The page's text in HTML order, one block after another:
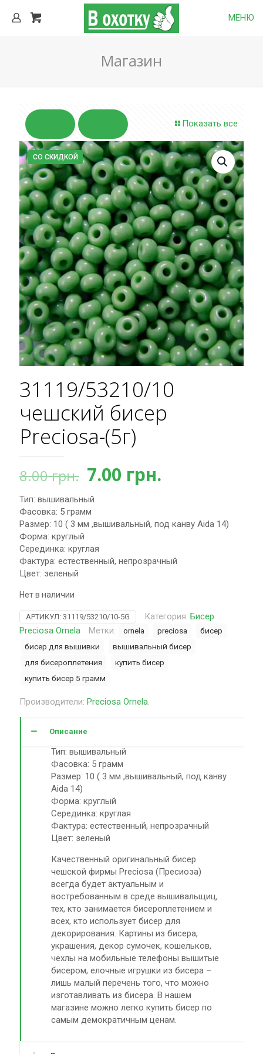
МЕНЮ
Магазин
Показать все
СО СКИДКОЙ
31119/53210/10
чешский бисер
Preciosa-(5г)
8.00грн. Первоначальная
цена
составляла
8.00 грн..
7.00 грн.
Тип: вышивальный
Фасовка: 5 грамм
Размер: 10 ( 3 мм ,вышивальный, под канву Aida 14)
Форма: круглый
Серединка: круглая
Фактура: естественный, непрозрачный
Цвет: зеленый
Нет в наличии
АРТИКУЛ: 31119/53210/10-5G Категория: Бисер
Preciosa Ornela
Метки: ornela preciosa
бисер
бисер для вышивки
вышивальный бисер
для бисероплетения
купить бисер
купить бисер 5 грамм
Производители: Preciosa Ornela.
Описание
Тип: вышивальный
Фасовка: 5 грамм
Размер: 10 ( 3 мм ,вышивальный, под канву
Aida 14)
Форма: круглый
Серединка: круглая
Фактура: естественный, непрозрачный
Цвет: зеленый
Качественный оригинальный бисер
чешской фирмы Preciosa (Пресиоза)
всегда будет актуальным и
востребованным в среде вышивальщиц,
тех, кто занимается бисероплетением и
всех, кто использует бисер для
декорирования. Картины из бисера,
украшения, декор сумочек, кошельков,
чехлы на мобильные телефоны вышитые
бисером, елочные игрушки из бисера –
лишь малый перечень того, что можно
изготавливать из бисера. В нашем
магазине можно легко купить бисер по
самым демократичным ценам.